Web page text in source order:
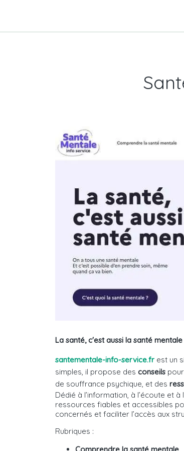
La santé, c'est aussi la santé mentale
santementale-info-service.fr est un
simples, il propose des conseils
de souffrance psychique, et des
Dédié à l’information, à l’écoute et
ressources fiables et accessibles
concernés et faciliter l’accès aux
Rubriques :